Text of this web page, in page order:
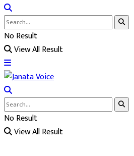
No Result
View All Result
No Result
View All Result